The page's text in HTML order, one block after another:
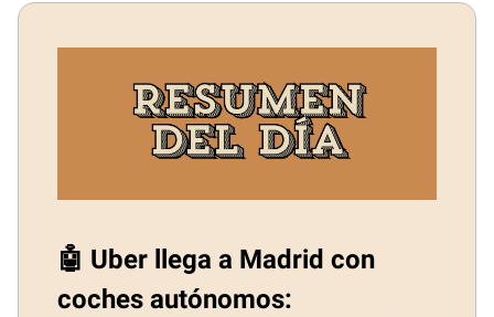
🤖 Uber llega a Madrid con
coches autónomos: